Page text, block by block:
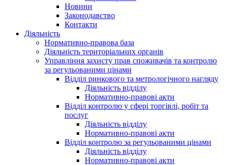
Новини
Законодавство
Контакти
Діяльність
Нормативно-правова база
Діяльність територіальних органів
Управління захисту прав споживачів та контролю
за регульованими цінами
Відділ ринкового та метрологічного нагляду
Діяльність відділу
Нормативно-правові акти
Відділ контролю у сфері торгівлі, робіт та
послуг
Діяльність відділу
Нормативно-правові акти
Відділ контролю за регульованими цінами
Діяльність відділу
Нормативно-правові акти